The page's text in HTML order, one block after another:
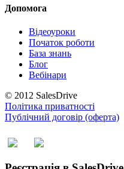
Допомога
Відеоуроки
Початок роботи
База знань
Блог
Вебінари
© 2012 SalesDrive
Політика приватності
Публічний договір (оферта)